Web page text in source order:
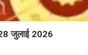
जुलाई 2026